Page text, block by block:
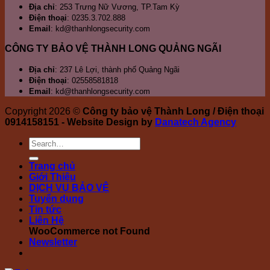
Địa chỉ: 253 Trưng Nữ Vương, TP.Tam Kỳ
Điện thoại: 0235.3.702.888
Email : kd@thanhlongsecurity.com
CÔNG TY BẢO VỆ THÀNH LONG QUẢNG NGÃI
Địa chỉ: 237 Lê Lợi, thành phố Quảng Ngãi
Điện thoại: 02558581818
Email : kd@thanhlongsecurity.com
Copyright 2026 © Công ty bảo vệ Thành Long / Điện thoại
0914158151 - Website Design by Danatech Agency
Trang chủ
Giới Thiệu
DỊCH VỤ BẢO VỆ
Tuyển dụng
Tin tức
Liên Hệ
WooCommerce not Found
Newsletter